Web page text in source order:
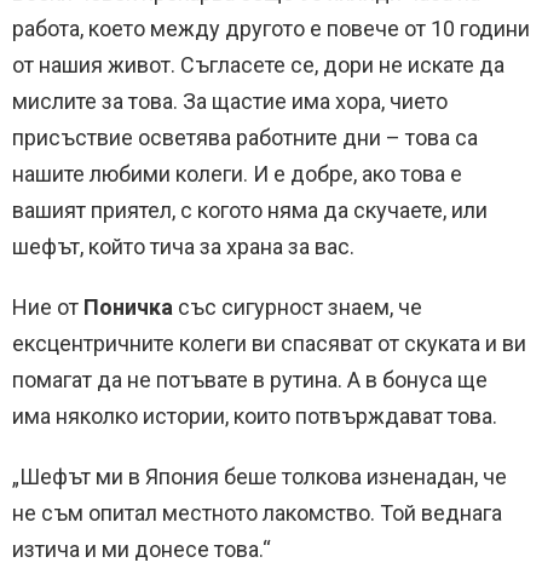
работа, което между другото е повече от 10 години
от нашия живот. Съгласете се, дори не искате да
мислите за това. За щастие има хора, чието
присъствие осветява работните дни – това са
нашите любими колеги. И е добре, ако това е
вашият приятел, с когото няма да скучаете, или
шефът, който тича за храна за вас.
Ние от Поничка със сигурност знаем, че
ексцентричните колеги ви спасяват от скуката и ви
помагат да не потъвате в рутина. А в бонуса ще
има няколко истории, които потвърждават това.
„Шефът ми в Япония беше толкова изненадан, че
не съм опитал местното лакомство. Той веднага
изтича и ми донесе това.“